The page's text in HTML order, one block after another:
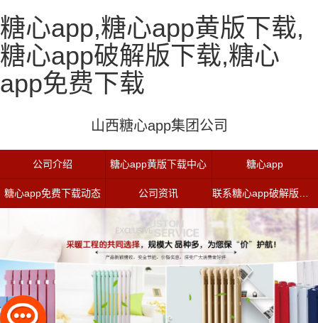
糖心app,糖心app黄版下载,
糖心app破解版下载,糖心
app免费下载
山西糖心app集团公司
公司介绍 糖心app黄版下载中心 糖心app
糖心app免费下载动态 公司资讯